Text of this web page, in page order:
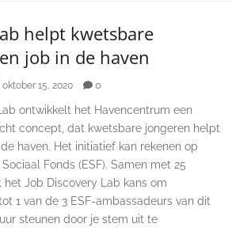
helpt kwetsbare
job in de haven
oktober 15, 2020 0
ontwikkelt het Havencentrum een
concept, dat kwetsbare jongeren helpt
haven. Het initiatief kan rekenen op
Fonds (ESF). Samen met 25
Job Discovery Lab kans om
1 van de 3 ESF-ambassadeurs van dit
steunen door je stem uit te